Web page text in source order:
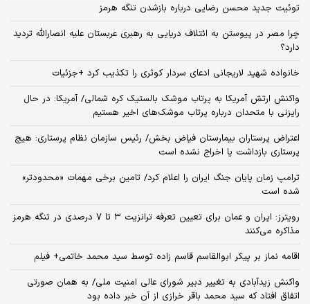
توئیت جدید محسن رضایی درباره بازشدن تنگه هرمز
چرا مصر در پیوستن به ائتلاف دریایی به رهبری عربستان علیه انصارالله تردید
دارد؟
خانواده شهید لاریجانی ادعای سردار کوثری را تکذیب کرد +جزئیات
واکنش ارتش آمریکا به پرتاب موشک بالستیک کره شمالی/ آمریکا: در حال
رایزنی با متحدان درباره پرتاب موشک‌های اخیر هستیم
اعتراض پرستاران بیمارستان فیاض بخش/ رئیس سازمان نظام پرستاری: هیچ
پرستاری بازداشت یا اخراج نشده است
ترامپ زمان پایان جنگ ایران را اعلام کرد/ تامین برخی مهمات «محدودتر»
شده است
رویترز: ایران و عمان برای تعیین تعرفه ترانزیت ۳ تا ۷ درصدی در تنگه هرمز
مذاکره می‌کنند
اقامه نماز بر پیکر ابوالقاسم قاسم زاده توسط سید محمد خاتمی+ فیلم
واکنش زیدآبادی به تغییر دبیر شورای عالی امنیت ملی/ به همان صورتی
اتفاق افتاد که سید محمد باقر خرازی از آن خبر داده بود